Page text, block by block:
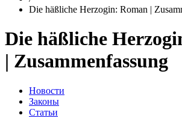
Die häßliche Herzogin: Roman |
Die häßliche
| Zusammenfassung
Новости
Законы
Статьи